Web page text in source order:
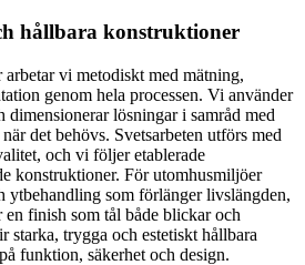
hållbara konstruktioner
vi metodiskt med mätning,
genom hela processen. Vi använder
dimensionerar lösningar i samråd med
det behövs. Svetsarbeten utförs med
och vi följer etablerade
konstruktioner. För utomhusmiljöer
ytbehandling som förlänger livslängden,
finish som tål både blickar och
starka, trygga och estetiskt hållbara
funktion, säkerhet och design.